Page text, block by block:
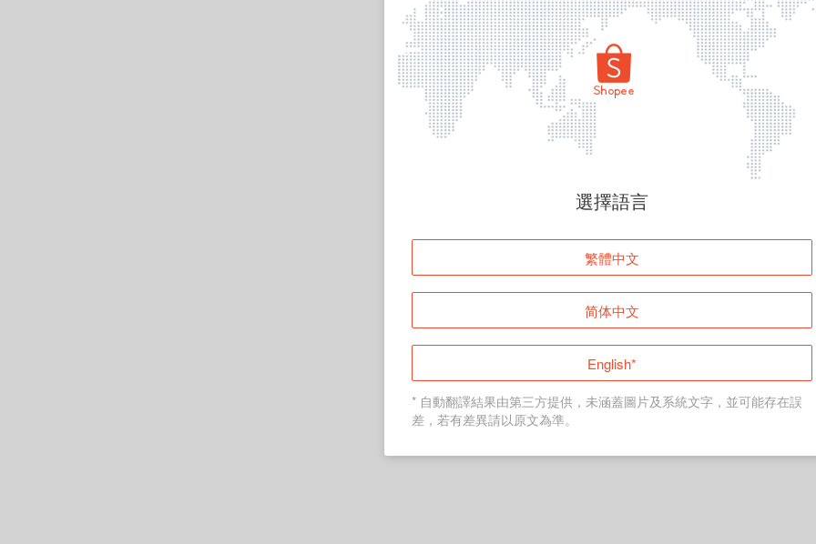
頁面無法顯示
登入
返回首頁
選擇語言
繁體中文
简体中文
English*
* 自動翻譯結果由第三方提供，未涵蓋圖片及系統文字，並可能存在誤
差，若有差異請以原文為準。